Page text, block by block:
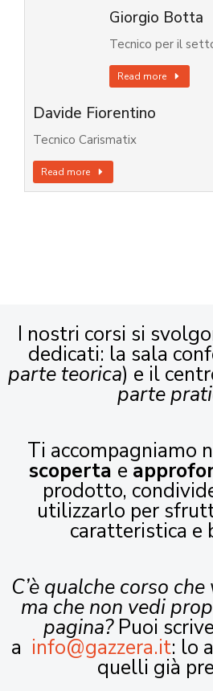
Giorgio Botta
Tecnico per il
Read more
Davide Fiorentino
Tecnico Carismatix
Read more
I nostri corsi si
dedicati: la sala
parte teorica) e il
parte
Ti accompagniamo
scoperta e
prodotto,
utilizzarlo per
caratteristica e
C’è qualche corso
ma che non vedi
pagina?Puoi
a info@gazzera.it: lo
quelli già